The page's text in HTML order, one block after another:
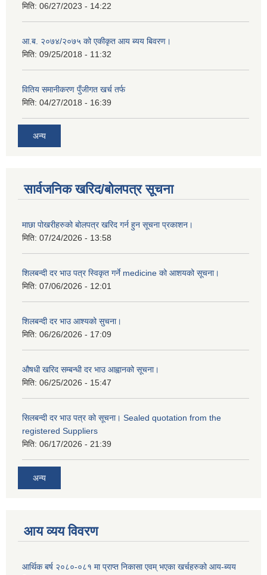
मिति: 06/27/2023 - 14:22
आ.ब. २०७४/२०७५ को एकीकृत आय ब्यय बिवरण।
मिति: 09/25/2018 - 11:32
वितिय समानीकरण पुँजीगत खर्च तर्फ
मिति: 04/27/2018 - 16:39
अन्य
सार्वजनिक खरिद/बोलपत्र सूचना
माछा पोखरीहरुको बोलपत्र खरिद गर्न हुन सूचना प्रकाशन।
मिति: 07/24/2026 - 13:58
शिलबन्दी दर भाउ पत्र स्विकृत गर्ने medicine को आशयको सूचना।
मिति: 07/06/2026 - 12:01
शिलबन्दी दर भाउ आश्यको सुचना।
मिति: 06/26/2026 - 17:09
औषधी खरिद सम्बन्धी दर भाउ आह्वानको सूचना।
मिति: 06/25/2026 - 15:47
सिलबन्दी दर भाउ पत्र को सूचना। Sealed quotation from the
registered Suppliers
मिति: 06/17/2026 - 21:39
अन्य
आय व्यय विवरण
आर्थिक बर्ष २०८०-०८१ मा प्राप्त निकासा एवम् भएका खर्चहरुको आय-ब्यय